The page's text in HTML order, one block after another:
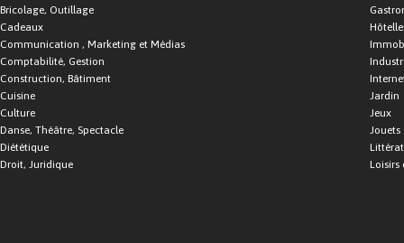
Bricolage, Outillage
Cadeaux
Communication , Marketing et Médias
Comptabilité, Gestion
Construction, Bâtiment
Cuisine
Culture
Danse, Théâtre, Spectacle
Diététique
Droit, Juridique
Jardin
Jeux
Jouets
Loisirs